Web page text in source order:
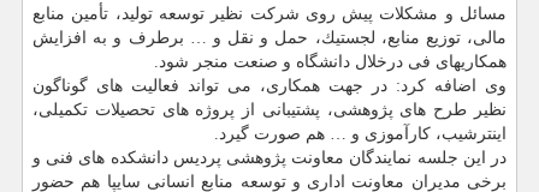
مسائل و مشكلات پیش روی شركت نظیر توسعه تولید، تأمین منابع
مالی، توزیع منابع، لجستیك، حمل و نقل و … برطرف و به افزایش
همكاریهای فی درخلال دانشگاه و صنعت منجر شود.
وی اضافه كرد: در جهت همكاری، می تواند فعالیت های گوناگون
نظیر طرح های پژوهشی، پشتیبانی از پروژه های تحصیلات تكمیلی،
اینترشیب، كارآموزی و … هم صورت گیرد.
در این جلسه نمایندگان معاونت پژوهشی پردیس دانشكده های فنی و
برخی مدیران معاونت اداری و توسعه منابع انسانی سایپا هم حضور